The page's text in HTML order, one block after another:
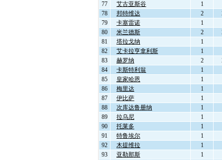
77
艾古亚斯谷 1
78
邦特维达 2
79
卡塞雷诺 1
80
米兰德斯 2
81
塔拉戈纳 1
82
艾卡拉亨拿利斯 1
83
赫罗纳 2
84
卡斯特利翁 1
85
皇家哈恩 1
86
梅里达 1
87
伊比萨 1
88
次库达鲁册纳 1
89
拉乌尼 1
90
托莱多 1
91
特鲁埃尔 1
92
木提维拉 1
93
亚勒那斯 1